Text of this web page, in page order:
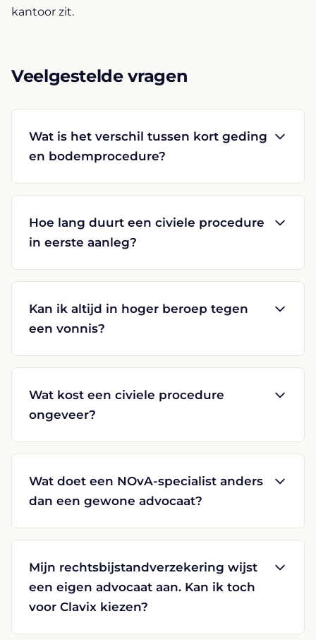
kantoor zit.
Veelgestelde vragen
Wat is het verschil tussen kort geding
en bodemprocedure?
Hoe lang duurt een civiele procedure
in eerste aanleg?
Kan ik altijd in hoger beroep tegen
een vonnis?
Wat kost een civiele procedure
ongeveer?
Wat doet een NOvA-specialist anders
dan een gewone advocaat?
Mijn rechtsbijstandverzekering wijst
een eigen advocaat aan. Kan ik toch
voor Clavix kiezen?